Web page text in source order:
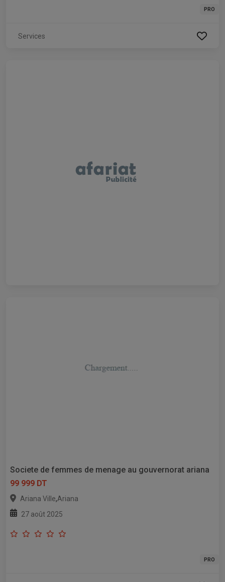
PRO
Services
Societe de femmes de menage au gouvernorat ariana
99 999 DT
Ariana Ville,Ariana
27 août 2025
PRO